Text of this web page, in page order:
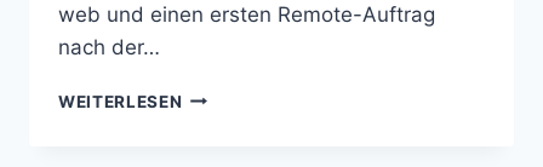
web und einen ersten Remote-Auftrag
nach der…
WEITERLESEN 2021